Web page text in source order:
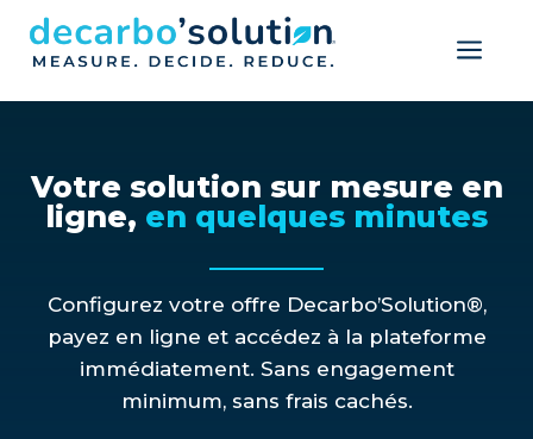
a
Votre solution sur mesure en
ligne, en quelques minutes
Configurez votre offre Decarbo’Solution®,
payez en ligne et accédez à la plateforme
immédiatement. Sans engagement
minimum, sans frais cachés.